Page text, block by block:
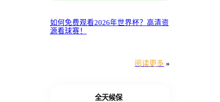
如何免费观看2026年世界杯？高清资
源看球赛！
阅读更多 »
全天候保